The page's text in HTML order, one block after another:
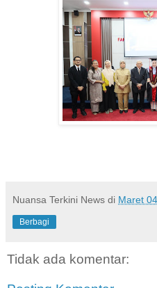
Nuansa Terkini News di Maret
Berbagi
Tidak ada komentar: